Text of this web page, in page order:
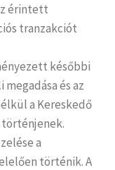
érintett
tranzakciót
későbbi
és az
a Kereskedő
a
történik. A